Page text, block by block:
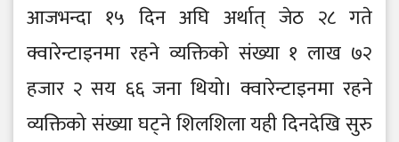
आजभन्दा १५ दिन अघि अर्थात् जेठ २८ गते
क्वारेन्टाइनमा रहने व्यक्तिको संख्या १ लाख ७२
हजार २ सय ६६ जना थियो। क्वारेन्टाइनमा रहने
व्यक्तिको संख्या घट्ने शिलशिला यही दिनदेखि सुरु